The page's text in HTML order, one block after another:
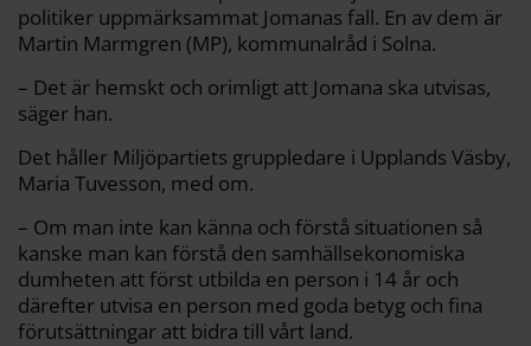
politiker uppmärksammat Jomanas fall. En av dem är
Martin Marmgren (MP), kommunalråd i Solna.
– Det är hemskt och orimligt att Jomana ska utvisas,
säger han.
Det håller Miljöpartiets gruppledare i Upplands Väsby,
Maria Tuvesson, med om.
– Om man inte kan känna och förstå situationen så
kanske man kan förstå den samhällsekonomiska
dumheten att först utbilda en person i 14 år och
därefter utvisa en person med goda betyg och fina
förutsättningar att bidra till vårt land.